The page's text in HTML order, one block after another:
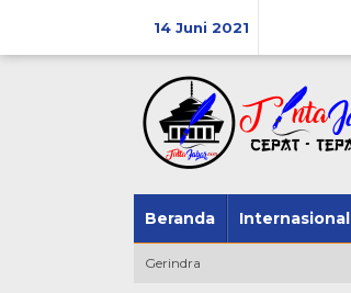
14 Juni 2021
Beranda Internasional
Gerindra